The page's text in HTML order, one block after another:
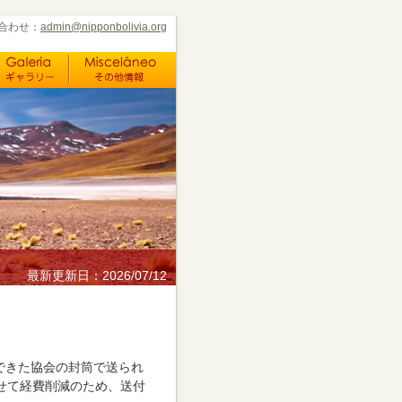
わせ： admin@nipponbolivia.org
最新更新日：2026/07/12
きた協会の封筒で送られ
て経費削減のため、送付